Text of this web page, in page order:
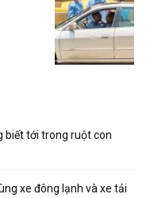
biết tới trong ruột con
xe đông lạnh và xe tải